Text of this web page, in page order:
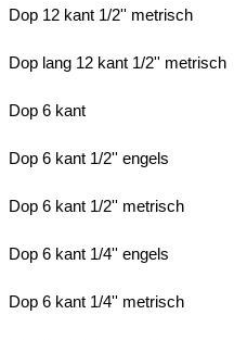
Dop 12 kant 1/2'' metrisch
Dop lang 12 kant 1/2'' metrisch
Dop 6 kant
Dop 6 kant 1/2'' engels
Dop 6 kant 1/2'' metrisch
Dop 6 kant 1/4'' engels
Dop 6 kant 1/4'' metrisch